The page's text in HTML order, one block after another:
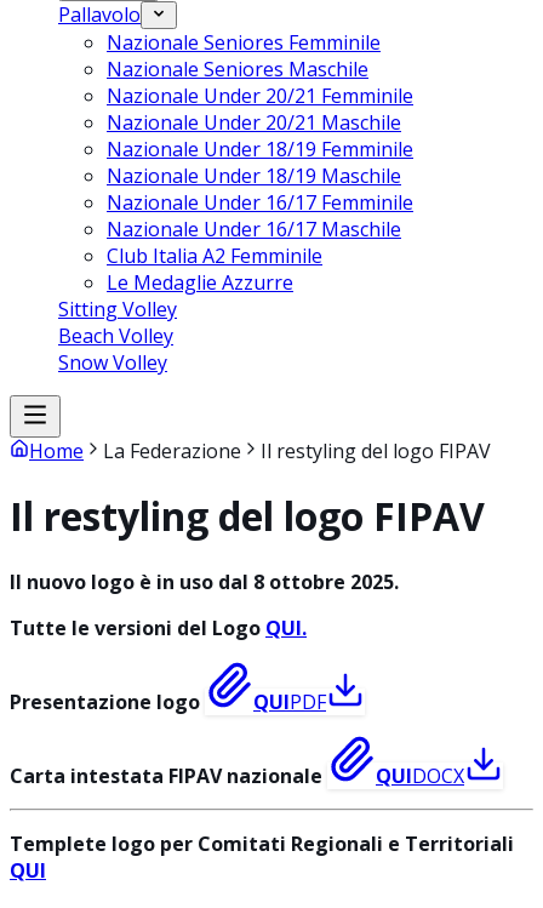
Pallavolo
Nazionale Seniores Femminile
Nazionale Seniores Maschile
Nazionale Under 20/21 Femminile
Nazionale Under 20/21 Maschile
Nazionale Under 18/19 Femminile
Nazionale Under 18/19 Maschile
Nazionale Under 16/17 Femminile
Nazionale Under 16/17 Maschile
Club Italia A2 Femminile
Le Medaglie Azzurre
Sitting Volley
Beach Volley
Snow Volley
Home La Federazione Il restyling del logo FIPAV
Il restyling del logo FIPAV
Il nuovo logo è in uso dal 8 ottobre 2025.
Tutte le versioni del Logo QUI.
Presentazione logo QUIPDF
Carta intestata FIPAV nazionale QUIDOCX
Templete logo per Comitati Regionali e Territoriali
QUI